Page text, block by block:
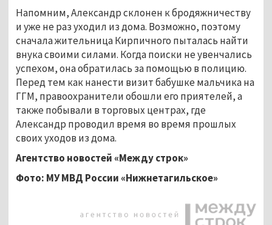
Напомним, Александр склонен к бродяжничеству
и уже не раз уходил из дома. Возможно, поэтому
сначала жительница Кирпичного пыталась найти
внука своими силами. Когда поиски не увенчались
успехом, она обратилась за помощью в полицию.
Перед тем как нанести визит бабушке мальчика на
ГГМ, правоохранители обошли его приятелей, а
также побывали в торговых центрах, где
Александр проводил время во время прошлых
своих уходов из дома.
Агентство новостей «Между строк»
Фото: МУ МВД России «Нижнетагильское»